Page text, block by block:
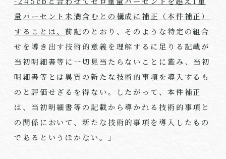
量パーセント未満含むとの構成に補正（本件補正）
することは、前記のとおり、そのような特定の組合
せを導き出す技術的意義を理解するに足りる記載が
当初明細書等に一切見当たらないことに鑑み、当初
明細書等とは異質の新たな技術的事項を導入するも
のと評価せざるを得ない。したがって、本件補正
は、当初明細書等の記載から導かれる技術的事項と
の関係において、新たな技術的事項を導入したもの
であるというほかない。」